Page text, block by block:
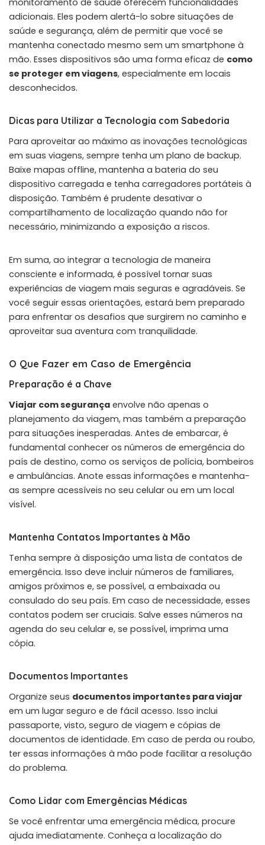
adicionais. Eles podem alertá-lo sobre situações de
saúde e segurança, além de permitir que você se
mantenha conectado mesmo sem um smartphone à
mão. Esses dispositivos são uma forma eficaz de como
se proteger em viagens, especialmente em locais
desconhecidos.
Dicas para Utilizar a Tecnologia com Sabedoria
Para aproveitar ao máximo as inovações tecnológicas
em suas viagens, sempre tenha um plano de backup.
Baixe mapas offline, mantenha a bateria do seu
dispositivo carregada e tenha carregadores portáteis à
disposição. Também é prudente desativar o
compartilhamento de localização quando não for
necessário, minimizando a exposição a riscos.
Em suma, ao integrar a tecnologia de maneira
consciente e informada, é possível tornar suas
experiências de viagem mais seguras e agradáveis. Se
você seguir essas orientações, estará bem preparado
para enfrentar os desafios que surgirem no caminho e
aproveitar sua aventura com tranquilidade.
O Que Fazer em Caso de Emergência
Preparação é a Chave
Viajar com segurança envolve não apenas o
planejamento da viagem, mas também a preparação
para situações inesperadas. Antes de embarcar, é
fundamental conhecer os números de emergência do
país de destino, como os serviços de polícia, bombeiros
e ambulâncias. Anote essas informações e mantenha-
as sempre acessíveis no seu celular ou em um local
visível.
Mantenha Contatos Importantes à Mão
Tenha sempre à disposição uma lista de contatos de
emergência. Isso deve incluir números de familiares,
amigos próximos e, se possível, a embaixada ou
consulado do seu país. Em caso de necessidade, esses
contatos podem ser cruciais. Salve esses números na
agenda do seu celular e, se possível, imprima uma
cópia.
Documentos Importantes
Organize seus documentos importantes para viajar
em um lugar seguro e de fácil acesso. Isso inclui
passaporte, visto, seguro de viagem e cópias de
documentos de identidade. Em caso de perda ou roubo,
ter essas informações à mão pode facilitar a resolução
do problema.
Como Lidar com Emergências Médicas
Se você enfrentar uma emergência médica, procure
ajuda imediatamente. Conheça a localização do